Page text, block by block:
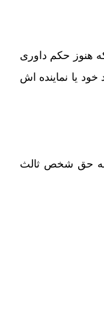
هنوز حکم داوری
یا نماینده اش
به حق شخص ثالث